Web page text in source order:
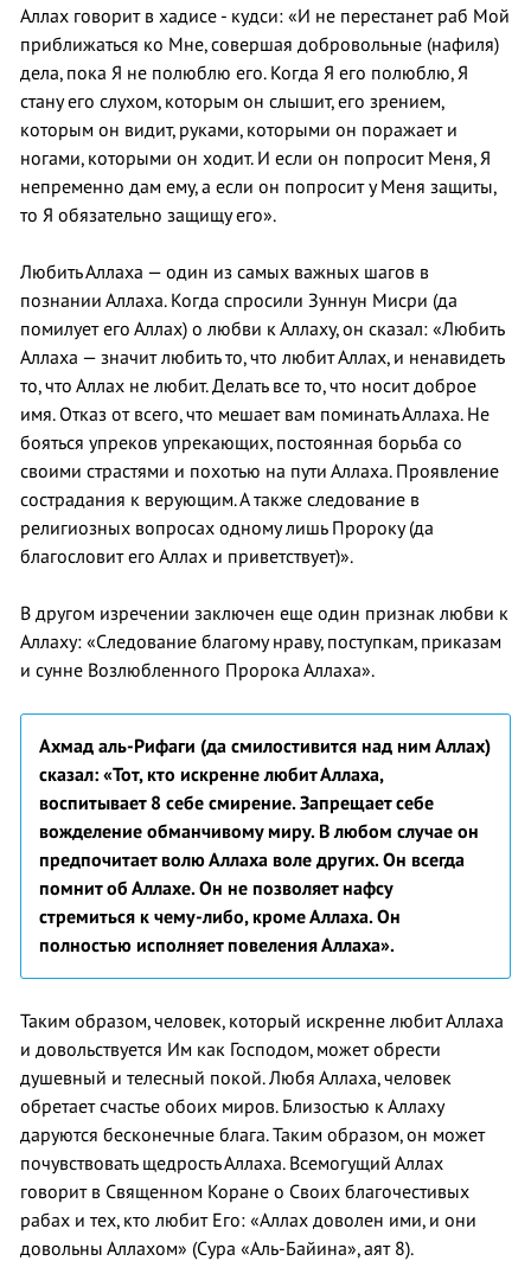
Аллах говорит в хадисе - кудси: «И не перестанет раб Мой
приближаться ко Мне, совершая добровольные (нафиля)
дела, пока Я не полюблю его. Когда Я его полюблю, Я
стану его слухом, которым он слышит, его зрением,
которым он видит, руками, которыми он поражает и
ногами, которыми он ходит. И если он попросит Меня, Я
непременно дам ему, а если он попросит у Меня защиты,
то Я обязательно защищу его».
Любить Аллаха — один из самых важных шагов в
познании Аллаха. Когда спросили Зуннун Мисри (да
помилует его Аллах) о любви к Аллаху, он сказал: «Любить
Аллаха — значит любить то, что любит Аллах, и ненавидеть
то, что Аллах не любит. Делать все то, что носит доброе
имя. Отказ от всего, что мешает вам поминать Аллаха. Не
бояться упреков упрекающих, постоянная борьба со
своими страстями и похотью на пути Аллаха. Проявление
сострадания к верующим. А также следование в
религиозных вопросах одному лишь Пророку (да
благословит его Аллах и приветствует)».
В другом изречении заключен еще один признак любви к
Аллаху: «Следование благому нраву, поступкам, приказам
и сунне Возлюбленного Пророка Аллаха».
Ахмад аль-Рифаги (да смилостивится над ним Аллах)
сказал: «Тот, кто искренне любит Аллаха,
воспитывает 8 себе смирение. Запрещает себе
вожделение обманчивому миру. В любом случае он
предпочитает волю Аллаха воле других. Он всегда
помнит об Аллахе. Он не позволяет нафсу
стремиться к чему-либо, кроме Аллаха. Он
полностью исполняет повеления Аллаха».
Таким образом, человек, который искренне любит Аллаха
и довольствуется Им как Господом, может обрести
душевный и телесный покой. Любя Аллаха, человек
обретает счастье обоих миров. Близостью к Аллаху
даруются бесконечные блага. Таким образом, он может
почувствовать щедрость Аллаха. Всемогущий Аллах
говорит в Священном Коране о Своих благочестивых
рабах и тех, кто любит Его: «Аллах доволен ими, и они
довольны Аллахом» (Сура «Аль-Байина», аят 8).